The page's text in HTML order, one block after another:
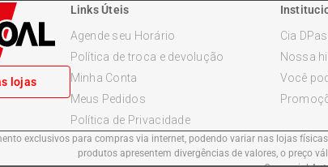
lojas
Links Úteis
Agende seu Horário
Política de troca e devolução
Minha Conta
Meus Pedidos
Política de Privacidade
Cia
Nossa
Você
exclusivos para compras via internet, podendo variar nas lojas
produtos apresentem divergências de valores, o preço